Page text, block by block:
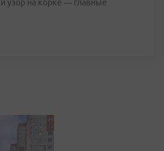
узор на корке — главные